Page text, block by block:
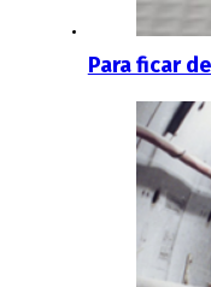
Para ficar